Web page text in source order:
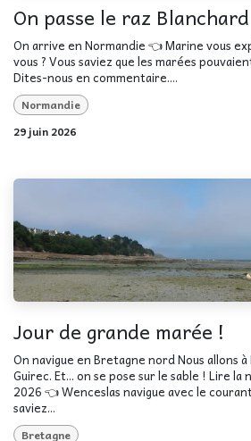
On passe le raz Blanchard
On arrive en Normandie 👈 Marine vous
vous ? Vous saviez que les marées
Dites-nous en commentaire....
Normandie
29 juin 2026
Jour de grande marée !
On navigue en Bretagne nord Nous allons à
Guirec. Et... on se pose sur le sable ! Lire la
2026 👈 Wenceslas navigue avec le
saviez...
Bretagne